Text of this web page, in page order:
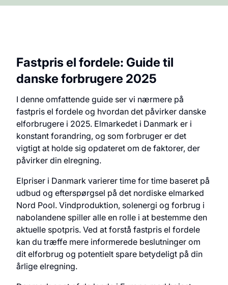
Fastpris el fordele: Guide til
danske forbrugere 2025
I denne omfattende guide ser vi nærmere på
fastpris el fordele og hvordan det påvirker danske
elforbrugere i 2025. Elmarkedet i Danmark er i
konstant forandring, og som forbruger er det
vigtigt at holde sig opdateret om de faktorer, der
påvirker din elregning.
Elpriser i Danmark varierer time for time baseret på
udbud og efterspørgsel på det nordiske elmarked
Nord Pool. Vindproduktion, solenergi og forbrug i
nabolandene spiller alle en rolle i at bestemme den
aktuelle spotpris. Ved at forstå fastpris el fordele
kan du træffe mere informerede beslutninger om
dit elforbrug og potentielt spare betydeligt på din
årlige elregning.